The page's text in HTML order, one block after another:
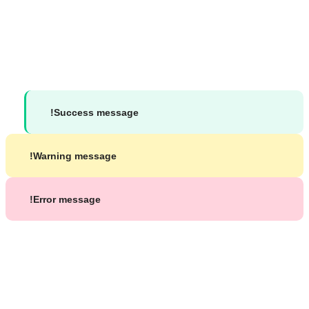
Success message!
Warning message!
Error message!